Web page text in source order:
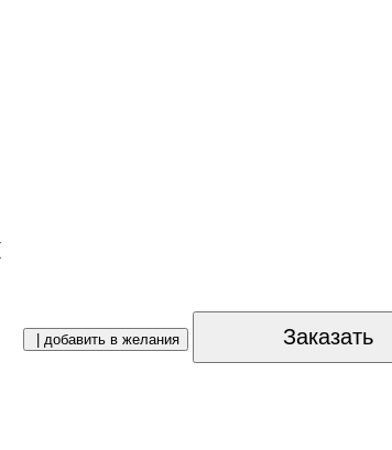
| добавить в желания Заказать